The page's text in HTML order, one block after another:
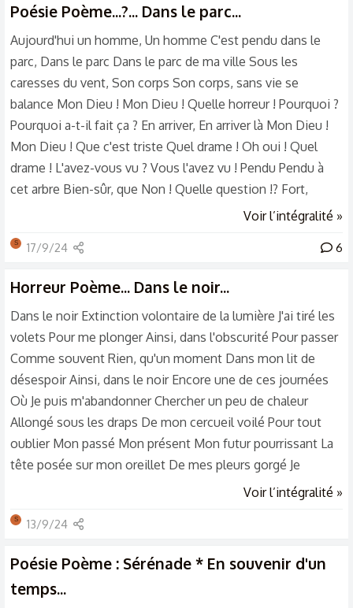
Poésie Poème...?... Dans le parc...
Aujourd'hui un homme, Un homme C'est pendu dans le
parc, Dans le parc Dans le parc de ma ville Sous les
caresses du vent, Son corps Son corps, sans vie se
balance Mon Dieu ! Mon Dieu ! Quelle horreur ! Pourquoi ?
Pourquoi a-t-il fait ça ? En arriver, En arriver là Mon Dieu !
Mon Dieu ! Que c'est triste Quel drame ! Oh oui ! Quel
drame ! L'avez-vous vu ? Vous l'avez vu ! Pendu Pendu à
cet arbre Bien-sûr, que Non ! Quelle question !? Fort,
heureusement, que non ! De ce corps, De ce corps se
voir cela ! Je, J'en, J'en serai hanté Hanté, jusqu'à la fin, La
Mettre, fin à sa vie ! De nos jours Comment ? Comment...
Voir l’intégralité »
S 17/9/24 6
Horreur Poème... Dans le noir...
Dans le noir Extinction volontaire de la lumière J'ai tiré les
volets Pour me plonger Ainsi, dans l'obscurité Pour passer
Comme souvent Rien, qu'un moment Dans mon lit de
désespoir Ainsi, dans le noir Encore une de ces journées
Où Je puis m'abandonner Chercher un peu de chaleur
Allongé sous les draps De mon cercueil voilé Pour tout
oublier Mon passé Mon présent Mon futur pourrissant La
tête posée sur mon oreillet De mes pleurs gorgé Je
ressasse Sans cesse Mon mal-être Mes angoisses Ma
Réchauffer mon cœur glacé Juste un moment Ou, un court
tout est merveilleux Pour oublier La vie Ses...
Voir l’intégralité »
S 13/9/24
Poésie Poème : Sérénade * En souvenir d'un
temps...